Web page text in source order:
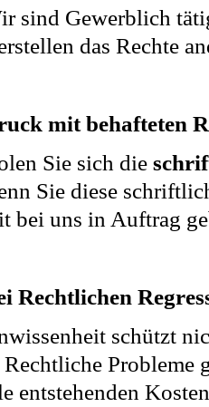
sind Gewerblich
das Rechte
mit behafteten
Sie sich die
Sie diese
bei uns in Auftrag
Rechtlichen
schützt
Probleme
entstehenden